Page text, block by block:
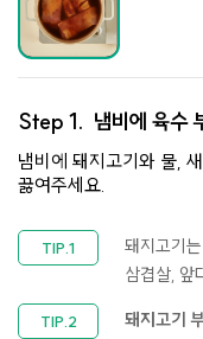
Step 1. 냄비에 육수
냄비에 돼지고기와 물,
끓여주세요.
돼지고기
삼겹살, 앞
돼지고기